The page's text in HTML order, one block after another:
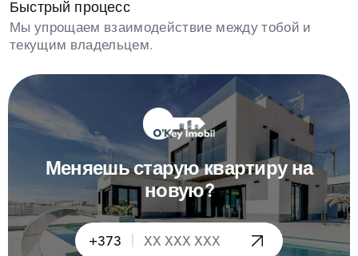
Быстрый процесс
Мы упрощаем взаимодействие между тобой и
текущим владельцем.
Меняешь старую квартиру на
новую?
+373